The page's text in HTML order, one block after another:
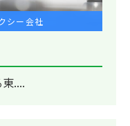
シー会社
....